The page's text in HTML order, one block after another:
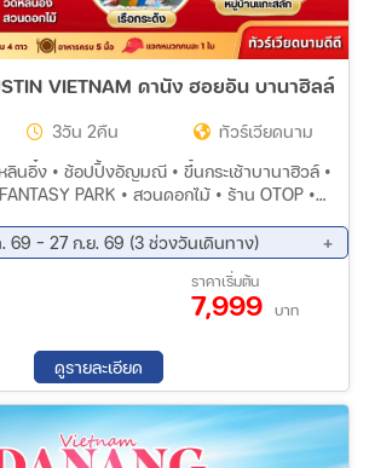
วียดนาม JUSTIN VIETNAM ดานัง ฮอยอัน บานาฮิลล์
3วัน 2คืน
ทัวร์เวียดนาม
ช้าบานาฮิวล์ •
สวนดอกไม้ • ร้าน OTOP •
• สะพานมังกร • สนามบินดานัง
69 - 27 ก.ย. 69 (3 ช่วงวันเดินทาง)
04 ก.ย. 69 - 06 ก.ย. 69
ราคาเริ่มต้น
7,999 บาท
ดูรายละเอียด